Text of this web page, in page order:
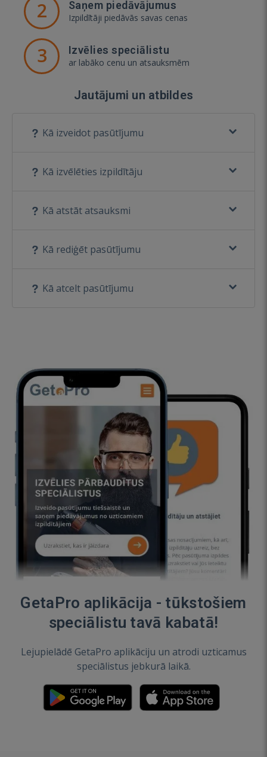
2 Saņem piedāvājumus
Izpildītāji piedāvās savas cenas
3 Izvēlies speciālistu
ar labāko cenu un atsauksmēm
Jautājumi un atbildes
Kā izveidot pasūtījumu
Kā izvēlēties izpildītāju
Kā atstāt atsauksmi
Kā rediģēt pasūtījumu
Kā atcelt pasūtījumu
GetaPro aplikācija - tūkstošiem
speciālistu tavā kabatā!
Lejupielādē GetaPro aplikāciju un atrodi uzticamus
speciālistus jebkurā laikā.